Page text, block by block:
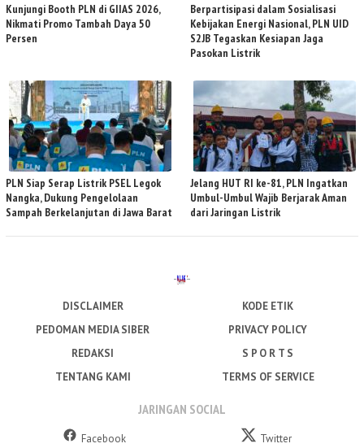
Kunjungi Booth PLN di GIIAS 2026,
Nikmati Promo Tambah Daya 50
Persen
Berpartisipasi dalam Sosialisasi
Kebijakan Energi Nasional, PLN UID
S2JB Tegaskan Kesiapan Jaga
Pasokan Listrik
PLN Siap Serap Listrik PSEL Legok
Nangka, Dukung Pengelolaan
Sampah Berkelanjutan di Jawa Barat
Jelang HUT RI ke-81, PLN Ingatkan
Umbul-Umbul Wajib Berjarak Aman
dari Jaringan Listrik
DISCLAIMER
KODE ETIK
PEDOMAN MEDIA SIBER
PRIVACY POLICY
REDAKSI
S P O R T S
TENTANG KAMI
TERMS OF SERVICE
JARINGAN SOCIAL
Facebook Twitter